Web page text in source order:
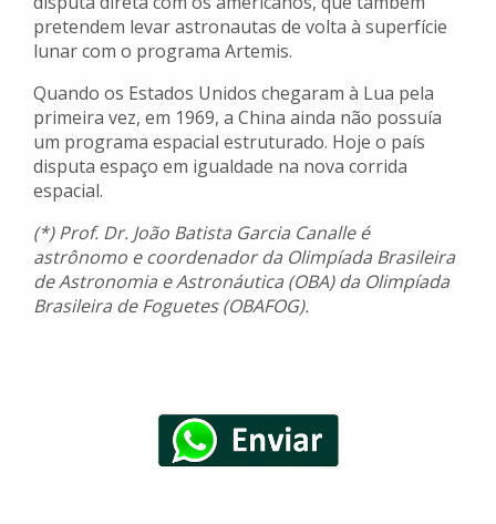
pretendem levar astronautas de volta à superfície
lunar com o programa Artemis.
Quando os Estados Unidos chegaram à Lua pela
primeira vez, em 1969, a China ainda não possuía
um programa espacial estruturado. Hoje o país
disputa espaço em igualdade na nova corrida
espacial.
(*) Prof. Dr. João Batista Garcia Canalle é
astrônomo e coordenador da Olimpíada Brasileira
de Astronomia e Astronáutica (OBA) da Olimpíada
Brasileira de Foguetes (OBAFOG).